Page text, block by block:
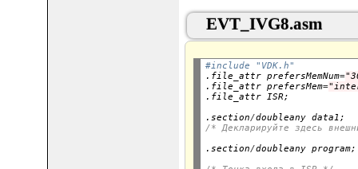
EVT_IVG8.asm
#include "VDK.h"
.file_attr prefersMemNum=
.file_attr prefersMem=
.section/doubleany data1;
/* Декларируйте здесь
.section/doubleany program;